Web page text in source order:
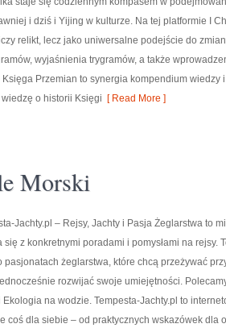
i dziś i Yijing w kulturze. Na tej platformie I
relikt, lecz jako uniwersalne podejście do
wyjaśnienia trygramów, a także
Przemian to synergia kompendium wiedzy
o historii Księgi [ Read More ]
Morski
Jachty.pl – Rejsy, Jachty i Pasja Żeglarstwa to
się z konkretnymi poradami i pomysłami na rejsy.
pasjonatach żeglarstwa, które chcą przeżywać
rozwijać swoje umiejętności.
Ekologia na wodzie. Tempesta-Jachty.pl to
coś dla siebie – od praktycznych wskazówek dla